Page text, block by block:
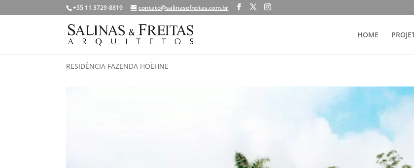
+55 11 3729-8819 contato@salinasefreitas.com.br
HOME
RESIDÊNCIA FAZENDA HOËHNE